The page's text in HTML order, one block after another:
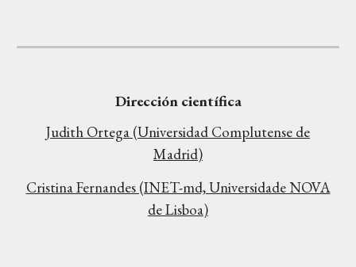
Dirección científica
Judith Ortega (Universidad Complutense de
Madrid)
Cristina Fernandes (INET-md, Universidade NOVA
de Lisboa)